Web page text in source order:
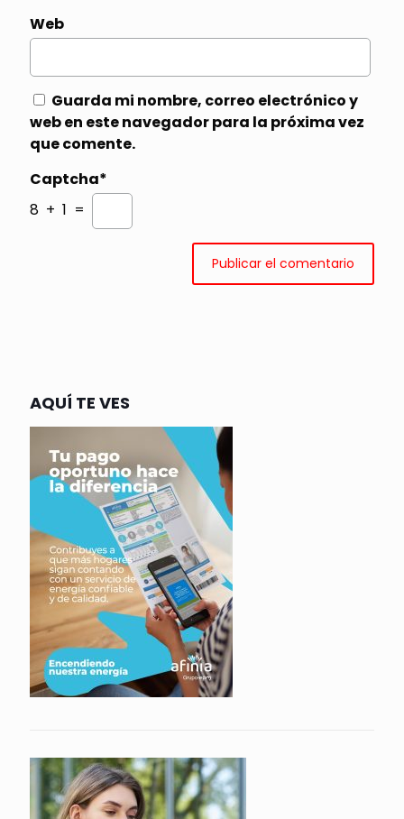
Web
Guarda mi nombre, correo electrónico y
web en este navegador para la próxima vez
que comente.
Captcha*
8 + 1 =
AQUÍ TE VES